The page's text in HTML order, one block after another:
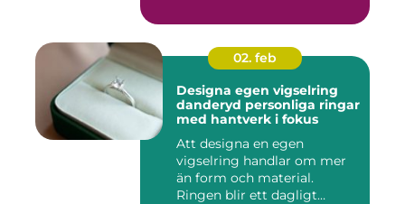
02. feb
Designa egen vigselring
danderyd personliga ringar
med hantverk i fokus
Att designa en egen
vigselring handlar om mer
än form och material.
Ringen blir ett dagligt